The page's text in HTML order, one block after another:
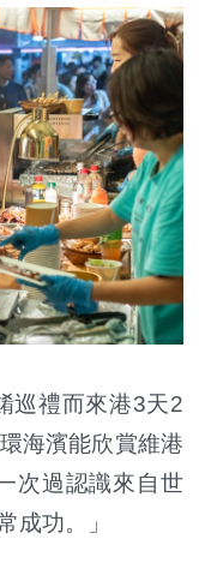
巡禮而來港3天2
海濱能欣賞維港
次過認識來自世
成功。」